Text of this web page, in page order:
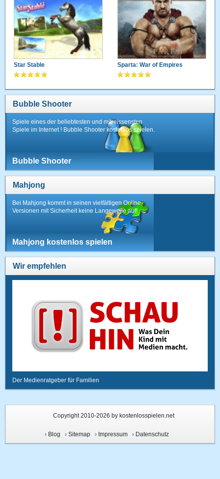
Star Stable Sparta: War of Empires
Bubble Shooter
Spiele eines der beliebtesten und mitreissensten
Spiele im Internet ! Bubble Shooter kostenlos spielen.
Bubble Shooter
Mahjong
Bei Mahjong kommt in seinen vielfältigen Online-
Versionen mit Sicherheit keine Langeweile auf!
Mahjong kostenlos spielen
Wir empfehlen
Der Medienratgeber für Familien
Copyright 2010-2026 by kostenlosspielen.net
› Blog › Sitemap› Impressum› Datenschutz